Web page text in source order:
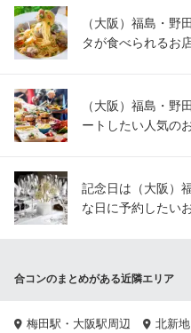
（大阪）福島・野
タが食べられるお
（大阪）福島・野
ートしたい人気の
記念日は（大阪）
な日に予約したい
合コンのまとめがある近隣エリア
梅田駅・大阪駅周辺 北新地